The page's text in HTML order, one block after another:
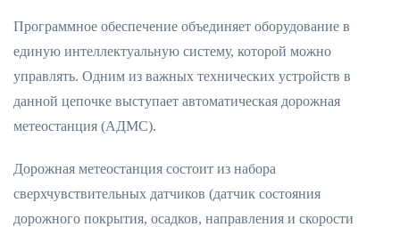
Программное обеспечение объединяет оборудование в
единую интеллектуальную систему, которой можно
управлять. Одним из важных технических устройств в
данной цепочке выступает автоматическая дорожная
метеостанция (АДМС).
Дорожная метеостанция состоит из набора
сверхчувствительных датчиков (датчик состояния
дорожного покрытия, осадков, направления и скорости